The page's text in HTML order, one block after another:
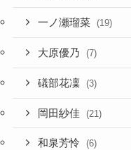
一ノ瀬瑠菜 (19)
大原優乃 (7)
礒部花凜 (3)
岡田紗佳 (21)
和泉芳怜 (6)